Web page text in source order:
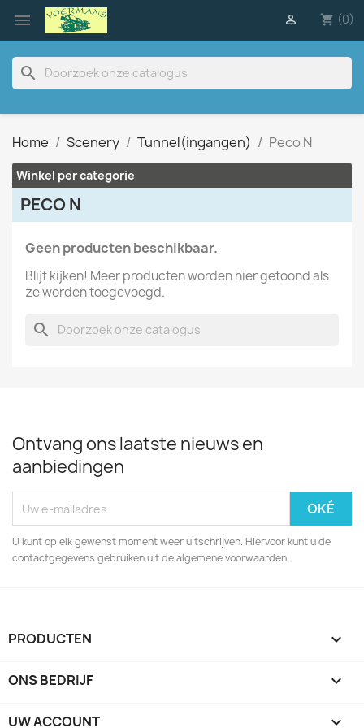
 shopping_cart (0)

search
Home Scenery Tunnel(ingangen) Peco N
Winkel per categorie
PECO N
Geen producten beschikbaar.
Blijf kijken! Meer producten worden hier getoond als
ze worden toegevoegd.
search
Ontvang ons laatste nieuws en
aanbiedingen
U kunt op elk gewenst moment weer uitschrijven. Hiervoor kunt u de
contactgegevens gebruiken uit de algemene voorwaarden.
PRODUCTEN 
ONS BEDRIJF 
UW ACCOUNT 